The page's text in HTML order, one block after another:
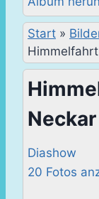
Start »
Neckar
Diashow
20 Fotos